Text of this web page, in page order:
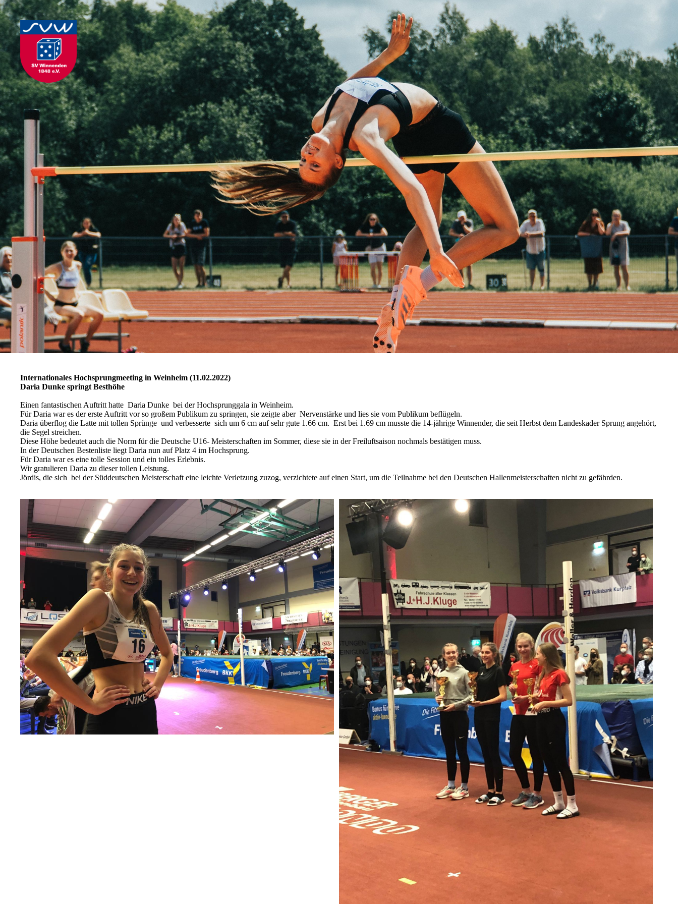
Internationales Hochsprungmeeting in Weinheim (11.02.2022)
Daria Dunke springt Besthöhe
Einen fantastischen Auftritt hatte Daria Dunke bei der Hochsprunggala in Weinheim.
Für Daria war es der erste Auftritt vor so großem Publikum zu springen, sie zeigte aber Nervenstärke und lies sie vom Publikum beflügeln.
Daria überflog die Latte mit tollen Sprünge und verbesserte sich um 6 cm auf sehr gute 1.66 cm. Erst bei 1.69 cm musste die 14-jährige Winnender, die seit Herbst dem Landeskader Sprung angehört,
die Segel streichen.
Diese Höhe bedeutet auch die Norm für die Deutsche U16- Meisterschaften im Sommer, diese sie in der Freiluftsaison nochmals bestätigen muss.
In der Deutschen Bestenliste liegt Daria nun auf Platz 4 im Hochsprung.
Für Daria war es eine tolle Session und ein tolles Erlebnis.
Wir gratulieren Daria zu dieser tollen Leistung.
Jördis, die sich bei der Süddeutschen Meisterschaft eine leichte Verletzung zuzog, verzichtete auf einen Start, um die Teilnahme bei den Deutschen Hallenmeisterschaften nicht zu gefährden.